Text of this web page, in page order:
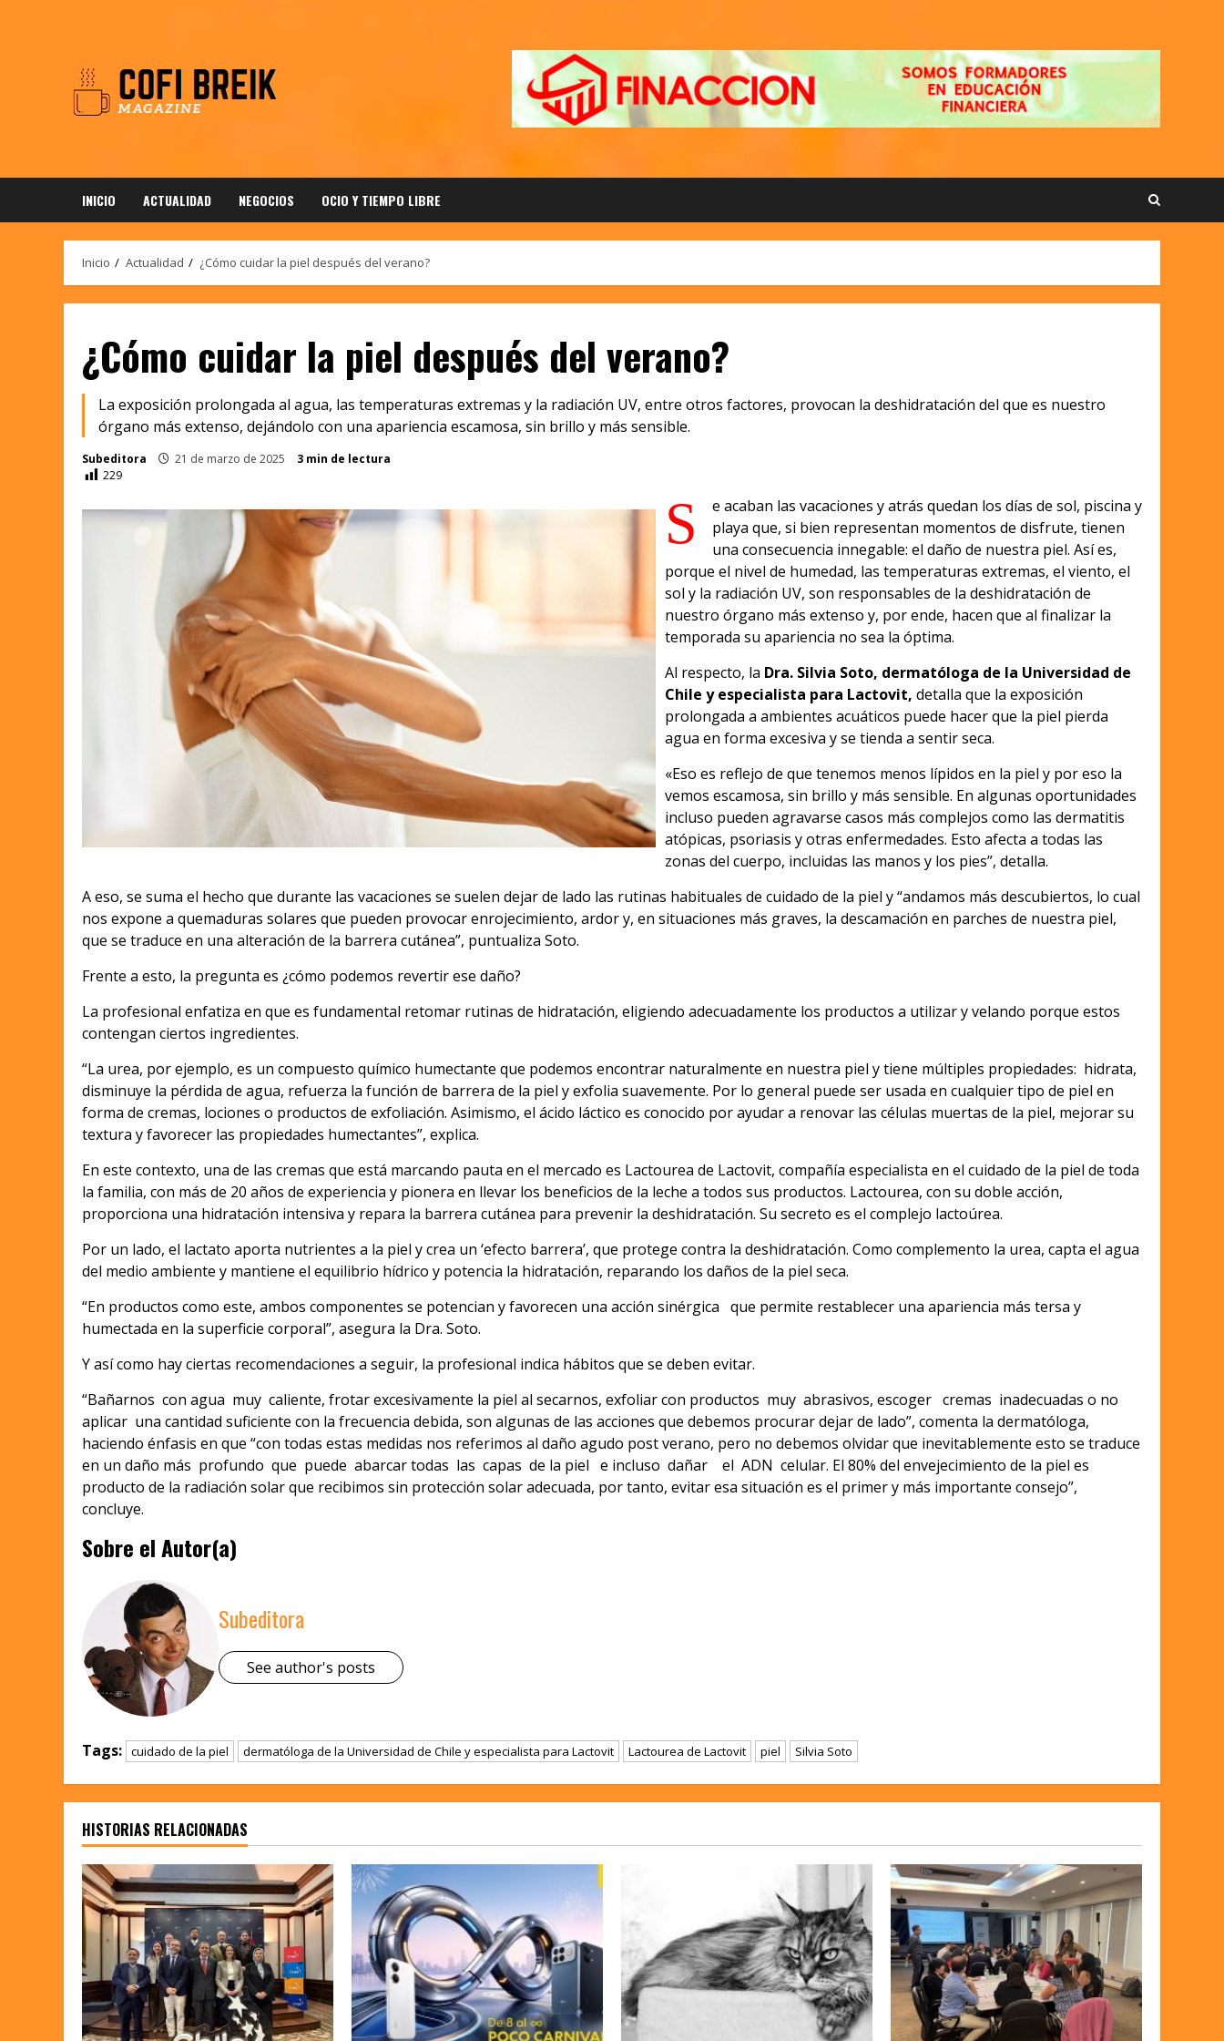
INICIO ACTUALIDAD NEGOCIOS OCIO Y TIEMPO LIBRE
Inicio Actualidad ¿Cómo cuidar la piel después del verano?
¿Cómo cuidar la piel después del verano?
La exposición prolongada al agua, las temperaturas extremas y la radiación UV, entre otros factores, provocan la deshidratación del que es nuestro
órgano más extenso, dejándolo con una apariencia escamosa, sin brillo y más sensible.
Subeditora 21 de marzo de 2025
3 min de lectura
229
S
e acaban las vacaciones y atrás quedan los días de sol, piscina y
playa que, si bien representan momentos de disfrute, tienen
una consecuencia innegable: el daño de nuestra piel. Así es,
porque el nivel de humedad, las temperaturas extremas, el viento, el
sol y la radiación UV, son responsables de la deshidratación de
nuestro órgano más extenso y, por ende, hacen que al finalizar la
temporada su apariencia no sea la óptima.
Al respecto, la Dra. Silvia Soto, dermatóloga de la Universidad de
Chile y especialista para Lactovit, detalla que la exposición
prolongada a ambientes acuáticos puede hacer que la piel pierda
agua en forma excesiva y se tienda a sentir seca.
«Eso es reflejo de que tenemos menos lípidos en la piel y por eso la
vemos escamosa, sin brillo y más sensible. En algunas oportunidades
incluso pueden agravarse casos más complejos como las dermatitis
atópicas, psoriasis y otras enfermedades. Esto afecta a todas las
zonas del cuerpo, incluidas las manos y los pies”, detalla.
A eso, se suma el hecho que durante las vacaciones se suelen dejar de lado las rutinas habituales de cuidado de la piel y “andamos más descubiertos, lo cual
nos expone a quemaduras solares que pueden provocar enrojecimiento, ardor y, en situaciones más graves, la descamación en parches de nuestra piel,
que se traduce en una alteración de la barrera cutánea”, puntualiza Soto.
Frente a esto, la pregunta es ¿cómo podemos revertir ese daño?
La profesional enfatiza en que es fundamental retomar rutinas de hidratación, eligiendo adecuadamente los productos a utilizar y velando porque estos
contengan ciertos ingredientes.
“La urea, por ejemplo, es un compuesto químico humectante que podemos encontrar naturalmente en nuestra piel y tiene múltiples propiedades: hidrata,
disminuye la pérdida de agua, refuerza la función de barrera de la piel y exfolia suavemente. Por lo general puede ser usada en cualquier tipo de piel en
forma de cremas, lociones o productos de exfoliación. Asimismo, el ácido láctico es conocido por ayudar a renovar las células muertas de la piel, mejorar su
textura y favorecer las propiedades humectantes”, explica.
En este contexto, una de las cremas que está marcando pauta en el mercado es Lactourea de Lactovit, compañía especialista en el cuidado de la piel de toda
la familia, con más de 20 años de experiencia y pionera en llevar los beneficios de la leche a todos sus productos. Lactourea, con su doble acción,
proporciona una hidratación intensiva y repara la barrera cutánea para prevenir la deshidratación. Su secreto es el complejo lactoúrea.
Por un lado, el lactato aporta nutrientes a la piel y crea un ‘efecto barrera’, que protege contra la deshidratación. Como complemento la urea, capta el agua
del medio ambiente y mantiene el equilibrio hídrico y potencia la hidratación, reparando los daños de la piel seca.
“En productos como este, ambos componentes se potencian y favorecen una acción sinérgica que permite restablecer una apariencia más tersa y
humectada en la superficie corporal”, asegura la Dra. Soto.
Y así como hay ciertas recomendaciones a seguir, la profesional indica hábitos que se deben evitar.
“Bañarnos con agua muy caliente, frotar excesivamente la piel al secarnos, exfoliar con productos muy abrasivos, escoger cremas inadecuadas o no
aplicar una cantidad suficiente con la frecuencia debida, son algunas de las acciones que debemos procurar dejar de lado”, comenta la dermatóloga,
haciendo énfasis en que “con todas estas medidas nos referimos al daño agudo post verano, pero no debemos olvidar que inevitablemente esto se traduce
en un daño más profundo que puede abarcar todas las capas de la piel e incluso dañar el ADN celular. El 80% del envejecimiento de la piel es
producto de la radiación solar que recibimos sin protección solar adecuada, por tanto, evitar esa situación es el primer y más importante consejo”,
concluye.
Sobre el Autor(a)
Subeditora
See author's posts
Tags: cuidado de la piel dermatóloga de la Universidad de Chile y especialista para Lactovit Lactourea de Lactovit piel Silvia Soto
HISTORIAS RELACIONADAS